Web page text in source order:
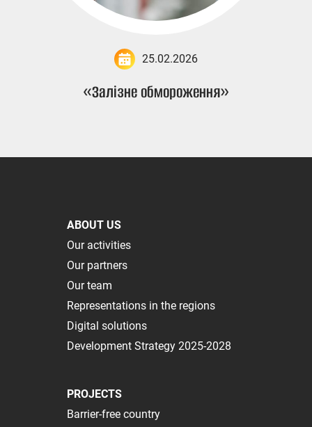
25.02.2026
«Залізне обмороження»
ABOUT US
Our activities
Our partners
Our team
Representations in the regions
Digital solutions
Development Strategy 2025-2028
PROJECTS
Barrier-free country